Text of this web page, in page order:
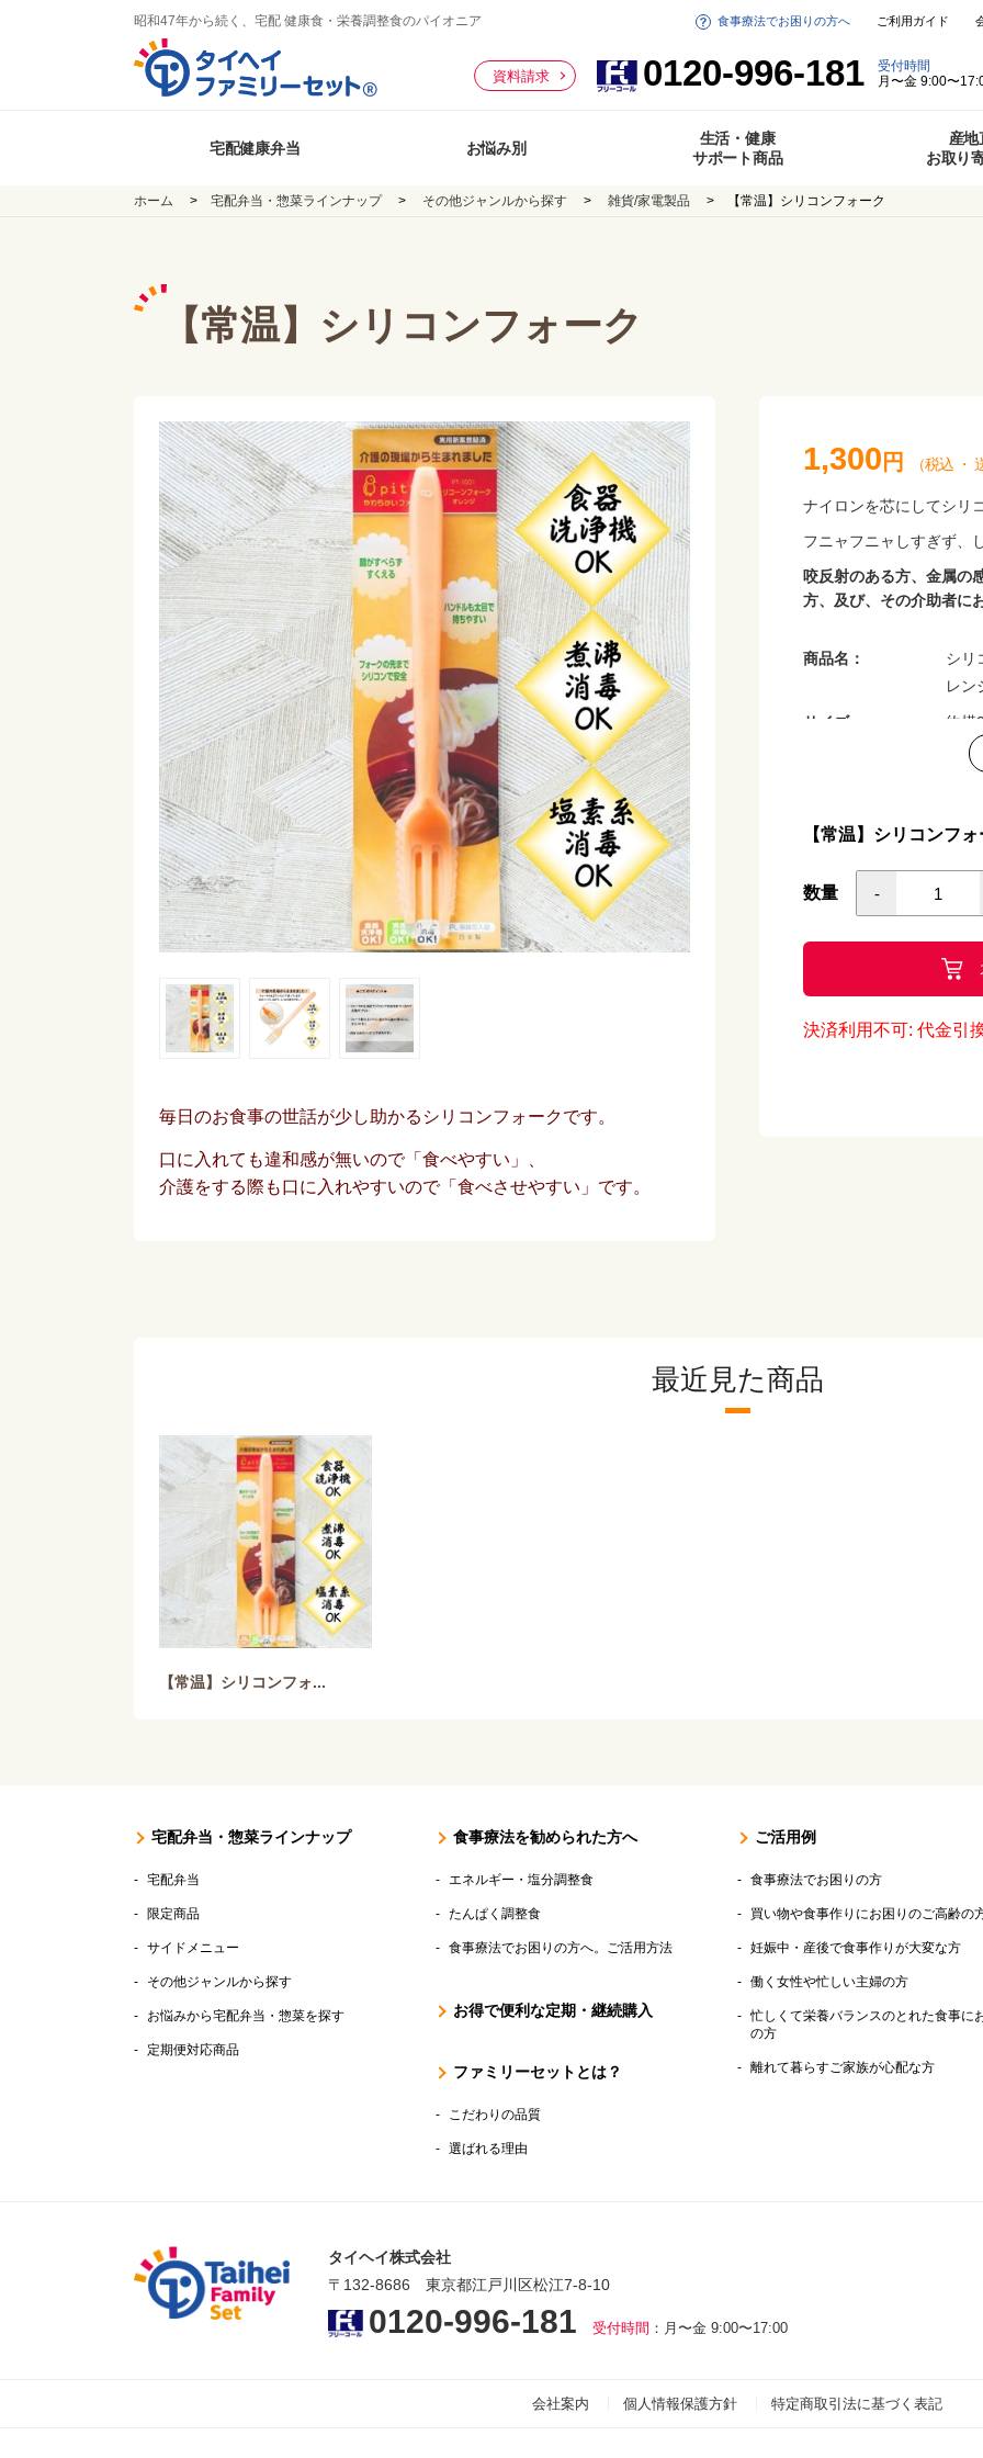
昭和47年から続く、宅配 健康食・栄養調整食のパイオニア
資料請求 0120-996-181
受付時間
月〜金 9:00〜
食事療法でお困りの方へ ご利用ガイド
宅配健康弁当 お悩み別
生活・健康
サポート商品
産地
お取り
ホーム 宅配弁当・惣菜ラインナップ その他ジャンルから探す 雑貨/家電製品 【常温】シリコンフォーク
【常温】シリコンフォーク
毎日のお食事の世話が少し助かるシリコンフォークです。
口に入れても違和感が無いので「食べやすい」、
介護をする際も口に入れやすいので「食べさせやすい」です。
1,300 円 （税込 ・
ナイロンを芯にしてシリ
フニャフニャしすぎず、
咬反射のある方、金属の
方、及び、その介助者に
商品名：
シリ
レン
サイズ：
約横
約
芯
耐熱温度：
使用
電子レンジ：
使用
※こちらの商品は出荷場
【常温】シリコンフォ
数量 -
決済利用不可: 代金引
最近見た商品
【常温】シリコンフォ...
宅配弁当・惣菜ラインナップ
宅配弁当
限定商品
サイドメニュー
その他ジャンルから探す
お悩みから宅配弁当・惣菜を探す
定期便対応商品
食事療法を勧められた方へ
エネルギー・塩分調整食
たんぱく調整食
食事療法でお困りの方へ。ご活用方法
お得で便利な定期・継続購入
ファミリーセットとは？
こだわりの品質
選ばれる理由
ご活用例
食事療法でお困りの方
買い物や食事作りにお困りのご高齢の
妊娠中・産後で食事作りが大変な方
働く女性や忙しい主婦の方
忙しくて栄養バランスのとれた食事に
の方
離れて暮らすご家族が心配な方
タイヘイ株式会社
〒132-8686 東京都江戸川区松江7-8-10
0120-996-181 受付時間 ：月〜金 9:00〜17:00
会社案内 個人情報保護方針 特定商取引法に基づく表記